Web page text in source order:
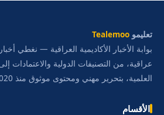
تعليمو Tealemoo
عراقية، من التصنيفات الدولية والاعتمادات
العلمية، بتحرير مهني ومحتوى موثوق منذ 2020.
الأقسام